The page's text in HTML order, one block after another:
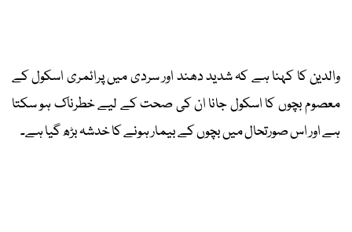
والدین کا کہنا ہے کہ شدید دھند اور سردی میں پرائمری اسکول کے
معصوم بچوں کا اسکول جانا ان کی صحت کے لیے خطرناک ہو سکتا
ہے اور اس صورتحال میں بچوں کے بیمار ہونے کا خدشہ بڑھ گیا ہے۔